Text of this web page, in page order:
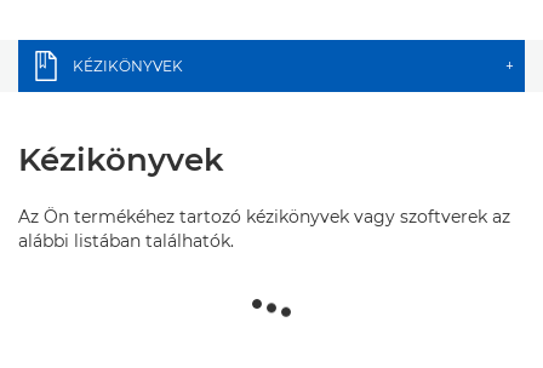
KÉZIKÖNYVEK +
Kézikönyvek
Az Ön termékéhez tartozó kézikönyvek vagy szoftverek az
alábbi listában találhatók.